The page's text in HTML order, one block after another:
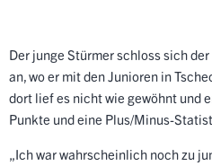
Der junge Stürmer schloss sich
an, wo er mit den Junioren in
dort lief es nicht wie gewöhnt und
Punkte und eine Plus/Minus-
„Ich war wahrscheinlich noch zu